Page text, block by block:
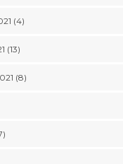
(4)
(13)
(8)